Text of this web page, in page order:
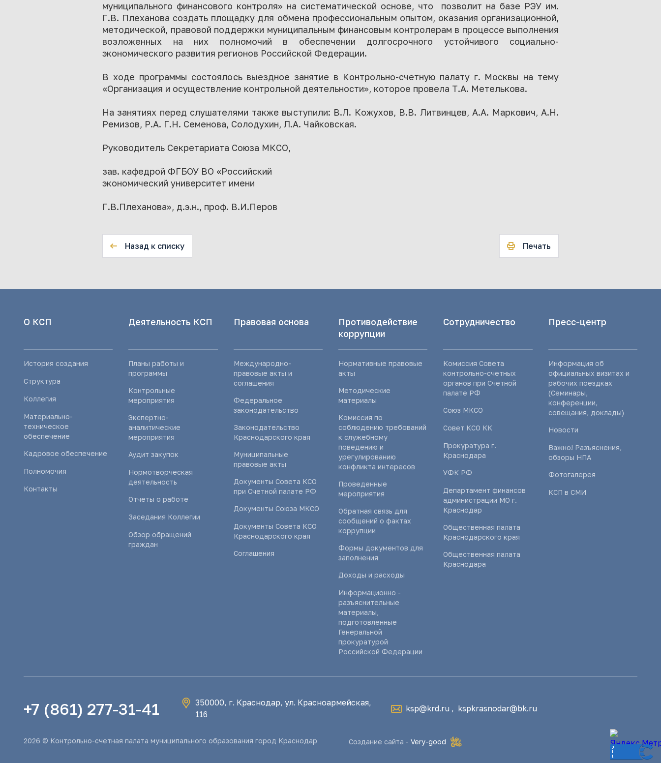
муниципального финансового контроля» на систематической основе, что позволит на базе РЭУ им.
Г.В. Плеханова создать площадку для обмена профессиональным опытом, оказания организационной,
методической, правовой поддержки муниципальным финансовым контролерам в процессе выполнения
возложенных на них полномочий в обеспечении долгосрочного устойчивого социально-
экономического развития регионов Российской Федерации.
В ходе программы состоялось выездное занятие в Контрольно-счетную палату г. Москвы на тему
«Организация и осуществление контрольной деятельности», которое провела Т.А. Метелькова.
На занятиях перед слушателями также выступили: В.Л. Кожухов, В.В. Литвинцев, А.А. Маркович, А.Н.
Ремизов, Р.А. Г.Н. Семенова, Солодухин, Л.А. Чайковская.
Руководитель Секретариата Союза МКСО,
зав. кафедрой ФГБОУ ВО «Российский
экономический университет имени
Г.В.Плеханова», д.э.н., проф. В.И.Перов
Назад к списку Печать
О КСП
История создания
Структура
Коллегия
Материально-
техническое
обеспечение
Кадровое обеспечение
Полномочия
Контакты
Деятельность КСП
Планы работы и
программы
Контрольные
мероприятия
Экспертно-
аналитические
мероприятия
Аудит закупок
Нормотворческая
деятельность
Отчеты о работе
Заседания Коллегии
Обзор обращений
граждан
Правовая основа
Международно-
правовые акты и
соглашения
Федеральное
законодательство
Законодательство
Краснодарского края
Муниципальные
правовые акты
Документы Совета КСО
при Счетной палате РФ
Документы Союза МКСО
Документы Совета КСО
Краснодарского края
Соглашения
Противодействие
коррупции
Нормативные правовые
акты
Методические
материалы
Комиссия по
соблюдению требований
к служебному
поведению и
урегулированию
конфликта интересов
Проведенные
мероприятия
Обратная связь для
сообщений о фактах
коррупции
Формы документов для
заполнения
Доходы и расходы
Информационно -
разъяснительные
материалы,
подготовленные
Генеральной
прокуратурой
Российской Федерации
Сотрудничество
Комиссия Совета
контрольно-счетных
органов при Счетной
палате РФ
Союз МКСО
Совет КСО КК
Прокуратура г.
Краснодара
УФК РФ
Департамент финансов
администрации МО г.
Краснодар
Общественная палата
Краснодарского края
Общественная палата
Краснодара
Пресс-центр
Информация об
официальных визитах и
рабочих поездках
(Семинары,
конференции,
совещания, доклады)
Новости
Важно! Разъяснения,
обзоры НПА
Фотогалерея
КСП в СМИ
+7 (861) 277-31-41
350000, г. Краснодар, ул. Красноармейская,
116
ksp@krd.ru , kspkrasnodar@bk.ru
2026 © Контрольно-счетная палата муниципального образования город Краснодар Создание сайта - Very-good